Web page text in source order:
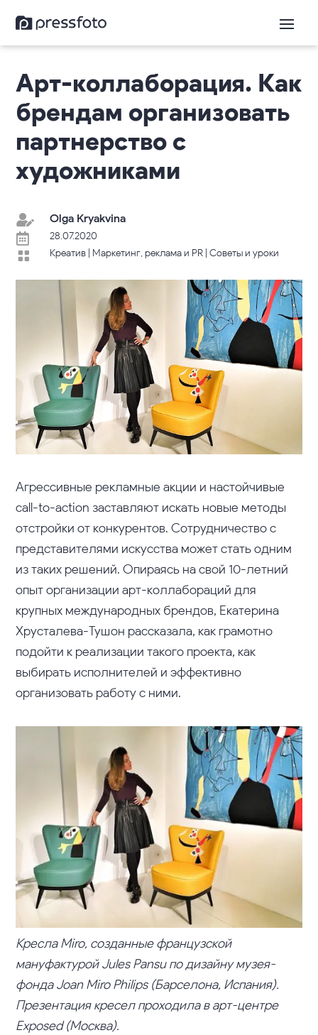
Арт-коллаборация. Как
брендам организовать
партнерство с
художниками
 Olga Kryakvina
 28.07.2020
 Креатив| Маркетинг, реклама и PR| Советы и уроки
Агрессивные рекламные акции и настойчивые
call-to-action заставляют искать новые методы
отстройки от конкурентов. Сотрудничество с
представителями искусства может стать одним
из таких решений. Опираясь на свой 10-летний
опыт организации арт-коллабораций для
крупных международных брендов, Екатерина
Хрусталева-Тушон рассказала, как грамотно
подойти к реализации такого проекта, как
выбирать исполнителей и эффективно
организовать работу с ними.
Кресла Miro, созданные французской
мануфактурой Jules Pansu по дизайну музея-
фонда Joan Miro Philips (Барселона, Испания).
Презентация кресел проходила в арт-центре
Exposed (Москва).